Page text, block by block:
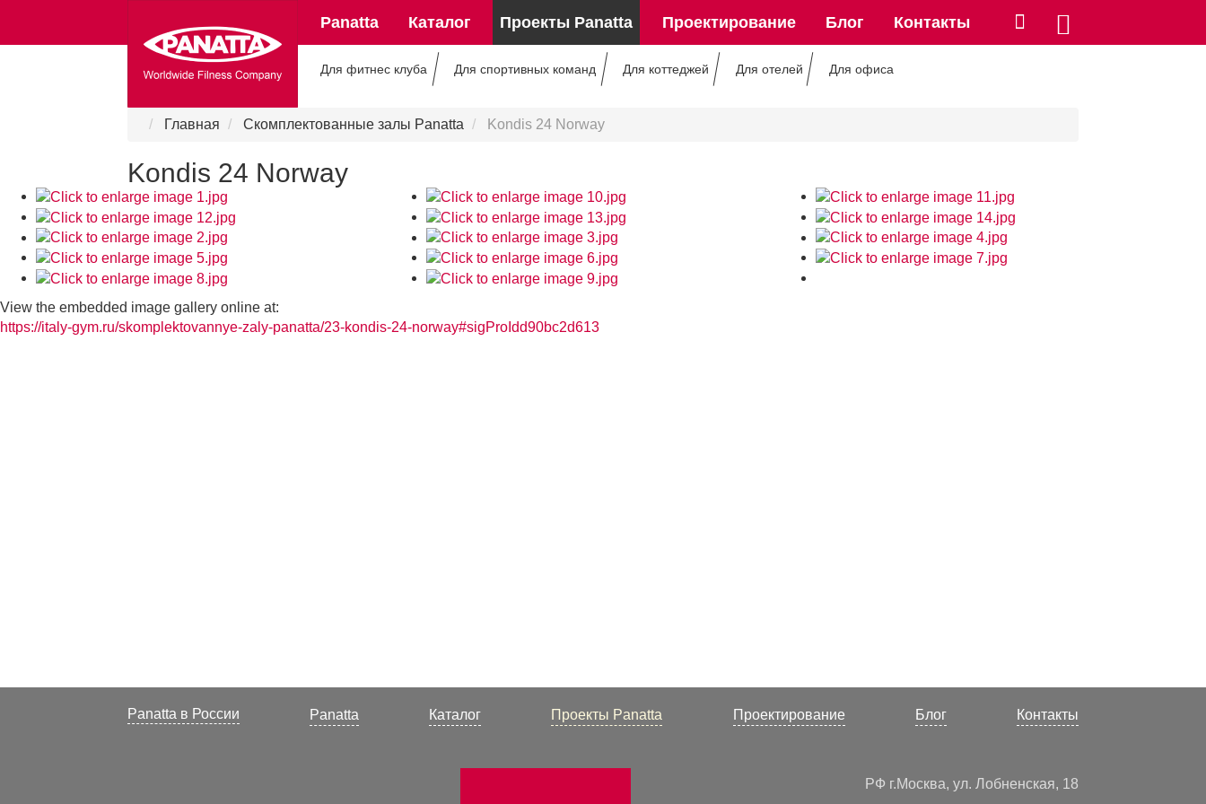
Panatta в России
Panatta Каталог Проекты Panatta
Для фитнес клуба Для спортивных команд Для коттеджей Для отелей Для офиса
Проектирование Блог Контакты
Главная Скомплектованные залы Panatta Kondis 24 Norway
Kondis 24 Norway
View the embedded image gallery online at:
https://italy-gym.ru/skomplektovannye-zaly-panatta/23-kondis-24-norway#sigProIdd90bc2d613
Panatta в России Panatta Каталог Проекты Panatta Проектирование Блог Контакты
РФ г.Москва, ул. Лобненская, 18